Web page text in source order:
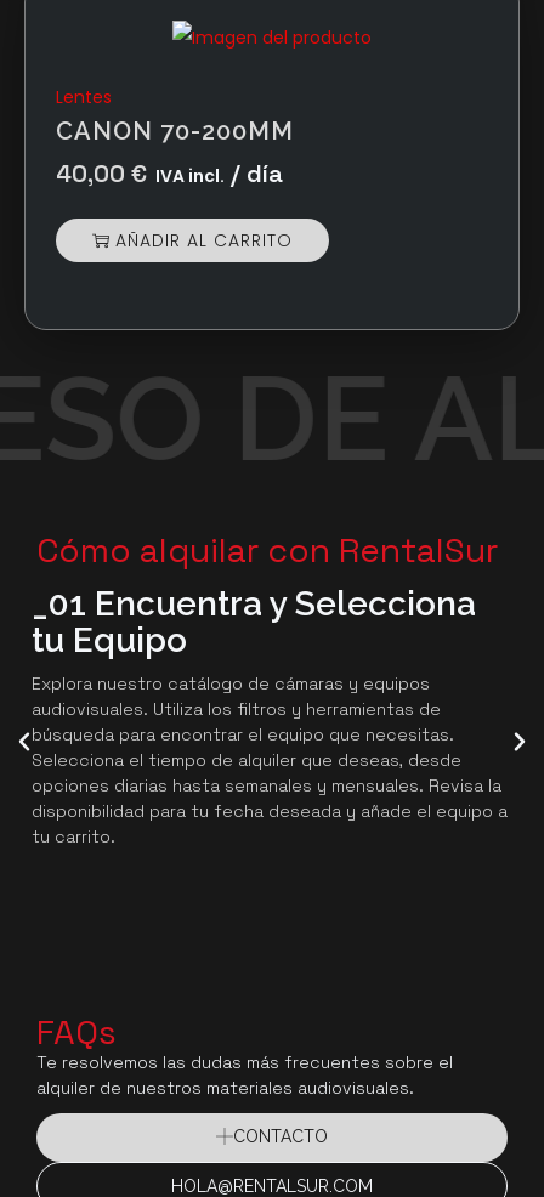
Lentes
CANON 70-200MM
40,00 € IVA incl. / día
AÑADIR AL CARRITO
DE
_01 Encuentra y Selecciona
tu Equipo
Explora nuestro catálogo de cámaras y equipos
audiovisuales. Utiliza los filtros y herramientas de
búsqueda para encontrar el equipo que necesitas.
Selecciona el tiempo de alquiler que deseas, desde
opciones diarias hasta semanales y mensuales. Revisa la
disponibilidad para tu fecha deseada y añade el equipo a
tu carrito.
Cómo alquilar con RentalSur
FAQs
Te resolvemos las dudas más frecuentes sobre el
alquiler de nuestros materiales audiovisuales.
CONTACTO
HOLA@RENTALSUR.COM